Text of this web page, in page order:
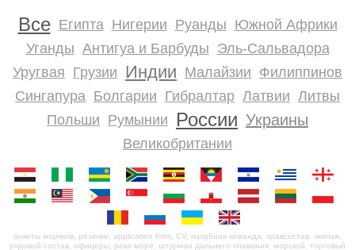
Все Египта Нигерии Руанды Южной Африки
Уганды Антигуа и Барбуды Эль-Сальвадора
Уругвая Грузии Индии Малайзии Филиппинов
Сингапура Болгарии Гибралтар Латвии Литвы
Польши Румынии России Украины
Великобритании
анкеты моряков, резюме, application form, CV, палубная команда, плавсостав, экипаж,
рядовой состав, офицеры, река море, штурман дальнего плавания, морской, торговый